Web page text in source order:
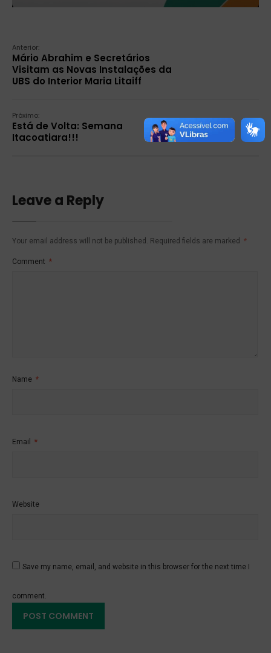
Anterior:
Mário Abrahim e Secretários
Visitam as Novas Instalações da
UBS do Interior Maria Litaiff
Próximo:
Está de Volta: Semana
Itacoatiara!!!
Leave a Reply
Your email address will not be published. Required fields are marked *
Comment *
Name *
Email *
Website
Save my name, email, and website in this browser for the next time I
comment.